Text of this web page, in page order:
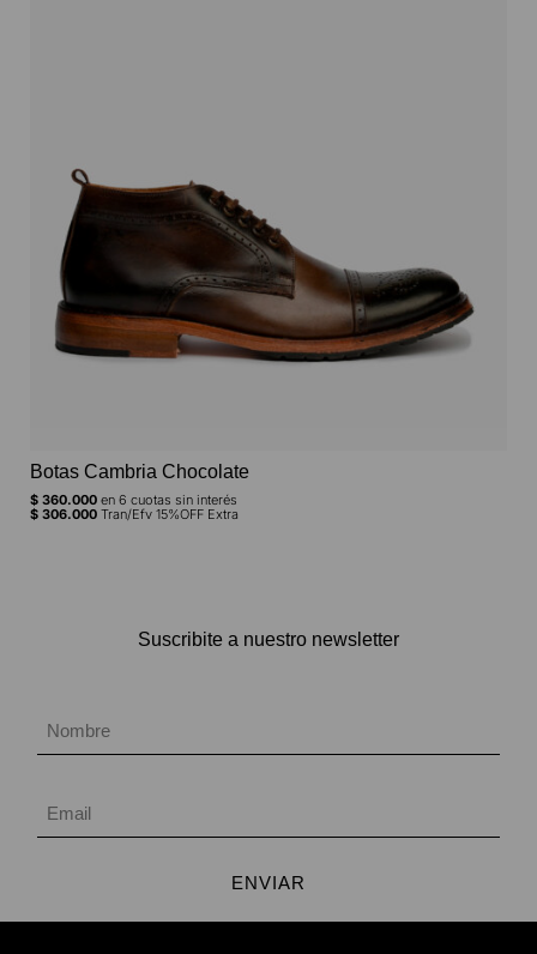
Botas Cambria Chocolate
$ 360.000 en 6 cuotas sin interés
$ 306.000 Tran/Efv 15%OFF Extra
Suscribite a nuestro newsletter
ENVIAR